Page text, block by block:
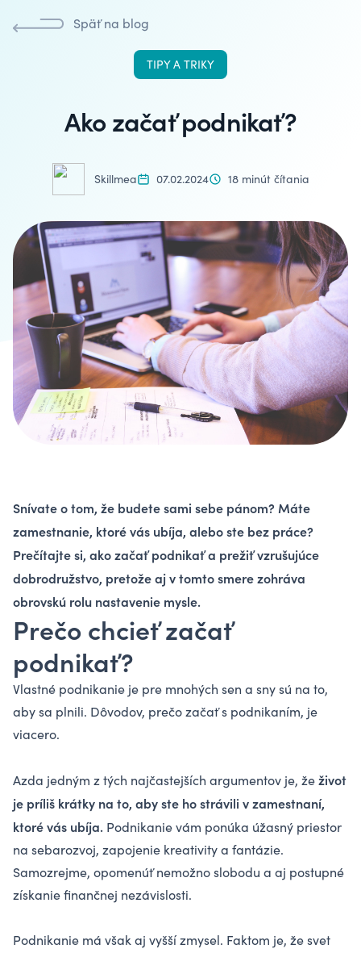
Späť na blog
TIPY A TRIKY
Ako začať podnikať?
Skillmea 07.02.2024 18 minút čítania
Snívate o tom, že budete sami sebe pánom? Máte
zamestnanie, ktoré vás ubíja, alebo ste bez práce?
Prečítajte si, ako začať podnikať a prežiť vzrušujúce
dobrodružstvo, pretože aj v tomto smere zohráva
obrovskú rolu nastavenie mysle.
Prečo chcieť začať
podnikať?
Vlastné podnikanie je pre mnohých sen a sny sú na to,
aby sa plnili. Dôvodov, prečo začať s podnikaním, je
viacero.
Azda jedným z tých najčastejších argumentov je, žeživot
je príliš krátky na to, aby ste ho strávili v zamestnaní,
ktoré vás ubíja. Podnikanie vám ponúka úžasný priestor
na sebarozvoj, zapojenie kreativity a fantázie.
Samozrejme, opomenúť nemožno slobodu a aj postupné
získanie finančnej nezávislosti.
Podnikanie má však aj vyšší zmysel. Faktom je, že svet